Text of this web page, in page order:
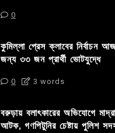
0
কুমিল্লা প্রেস ক্লাবের নির্বাচন
জন্য ৩৩ জন প্রার্থী ভোটযুদ্ধে
0 3 words
বরুড়ায় বলাৎকারের অভিযোগে
আটক, গণপিটুনির চেষ্টায় পুলিশ